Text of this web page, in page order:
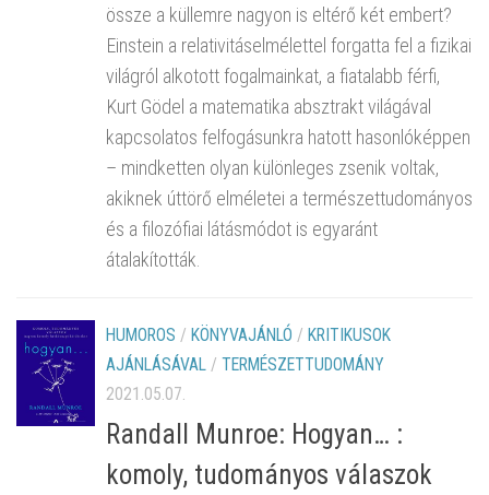
össze a küllemre nagyon is eltérő két embert?
Einstein a relativitáselmélettel forgatta fel a fizikai
világról alkotott fogalmainkat, a fiatalabb férfi,
Kurt Gödel a matematika absztrakt világával
kapcsolatos felfogásunkra hatott hasonlóképpen
– mindketten olyan különleges zsenik voltak,
akiknek úttörő elméletei a természettudományos
és a filozófiai látásmódot is egyaránt
átalakították.
HUMOROS / KÖNYVAJÁNLÓ / KRITIKUSOK
AJÁNLÁSÁVAL / TERMÉSZETTUDOMÁNY
2021.05.07.
Randall Munroe: Hogyan… :
komoly, tudományos válaszok